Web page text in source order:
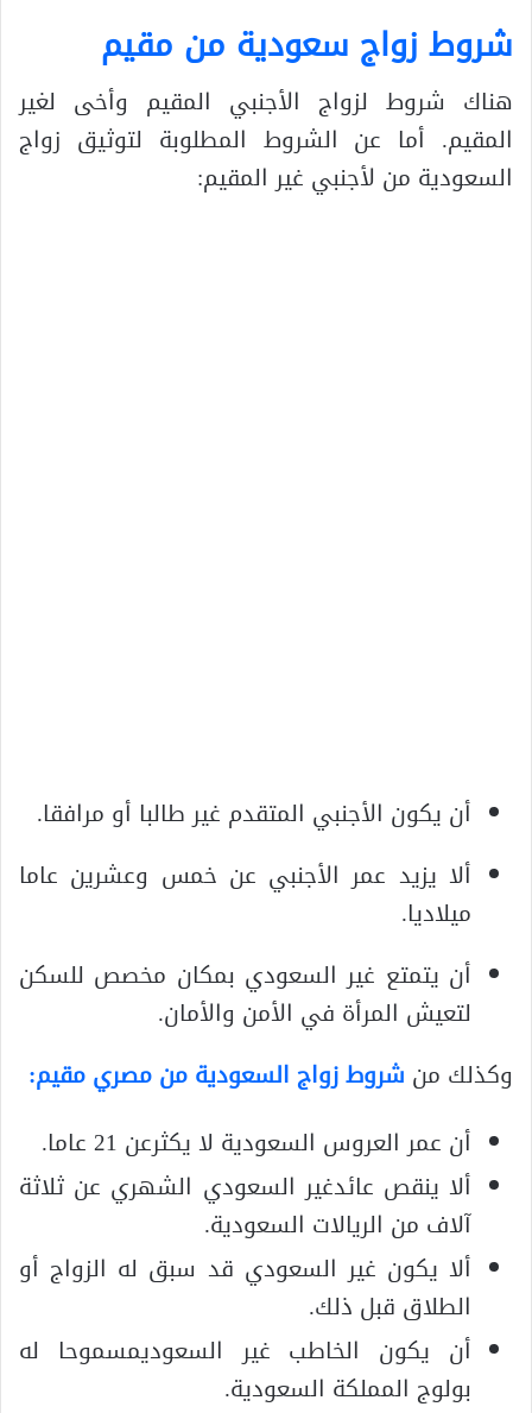
شروط زواج سعودية من مقيم
هناك شروط لزواج الأجنبي المقيم وأخى لغير
المقيم. أما عن الشروط المطلوبة لتوثيق زواج
السعودية من لأجنبي غير المقيم:
أن يكون الأجنبي المتقدم غير طالبا أو مرافقا.
ألا يزيد عمر الأجنبي عن خمس وعشرين عاما
ميلاديا.
أن يتمتع غير السعودي بمكان مخصص للسكن
لتعيش المرأة في الأمن والأمان.
وكذلك من شروط زواج السعودية من مصري مقيم:
أن عمر العروس السعودية لا يكثرعن 21 عاما.
ألا ينقص عائدغير السعودي الشهري عن ثلاثة
آلاف من الريالات السعودية.
ألا يكون غير السعودي قد سبق له الزواج أو
الطلاق قبل ذلك.
أن يكون الخاطب غير السعوديمسموحا له
بولوج المملكة السعودية.